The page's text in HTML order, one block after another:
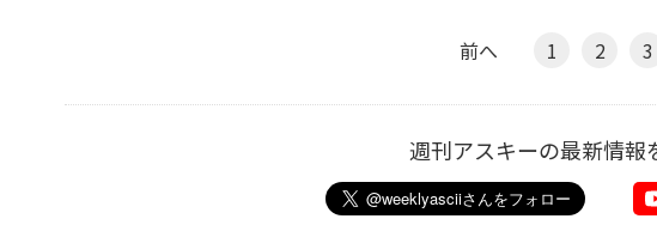
前へ 1 2 3
週刊アスキーの最新情報